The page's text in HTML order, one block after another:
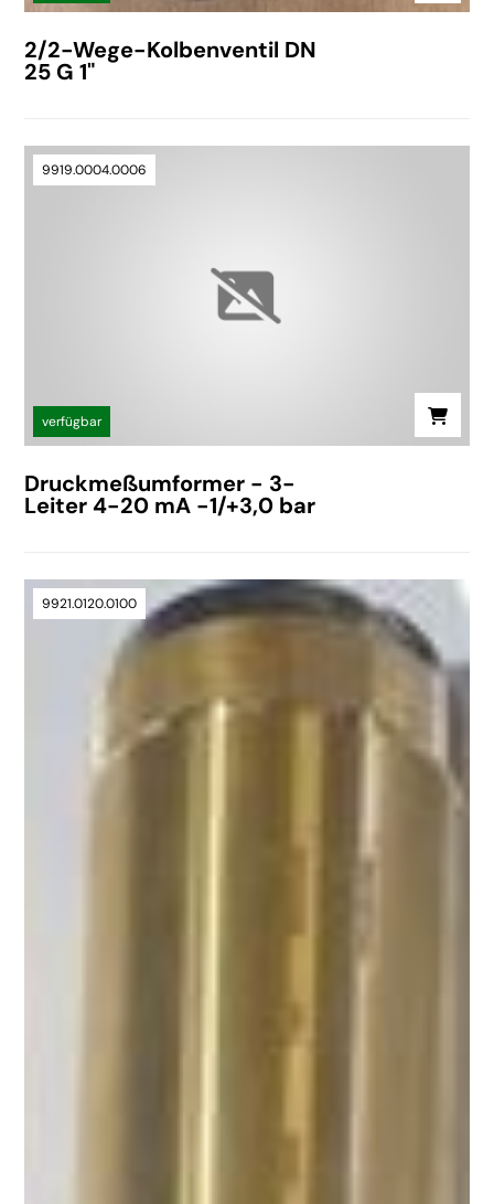
2/2-Wege-Kolbenventil DN
25 G 1"
9919.0004.0006
verfügbar
Druckmeßumformer - 3-
Leiter 4-20 mA -1/+3,0 bar
9921.0120.0100